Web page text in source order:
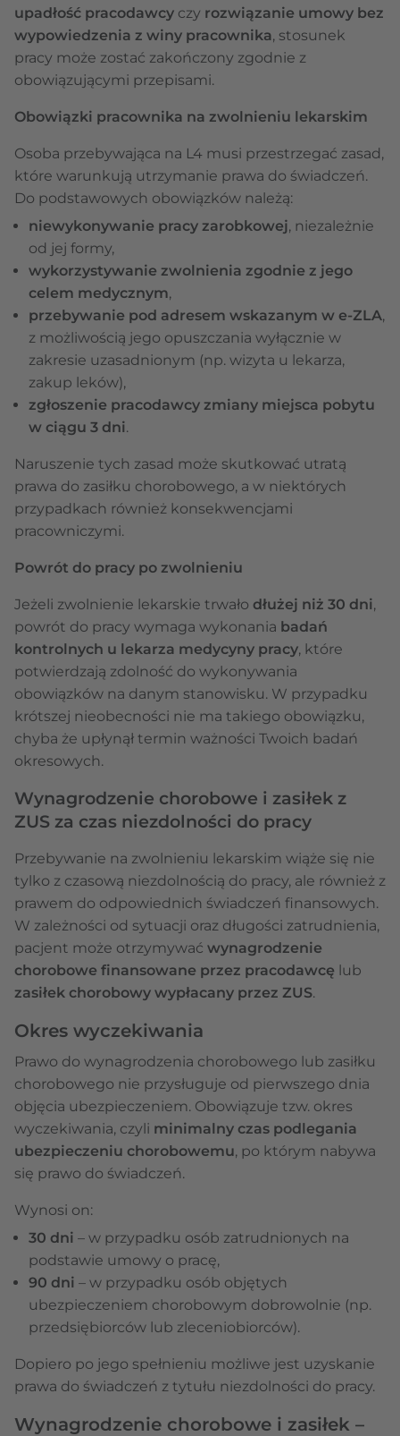
upadłość pracodawcy czy rozwiązanie umowy bez
wypowiedzenia z winy pracownika, stosunek
pracy może zostać zakończony zgodnie z
obowiązującymi przepisami.
Obowiązki pracownika na zwolnieniu lekarskim
Osoba przebywająca na L4 musi przestrzegać zasad,
które warunkują utrzymanie prawa do świadczeń.
Do podstawowych obowiązków należą:
niewykonywanie pracy zarobkowej, niezależnie
od jej formy,
wykorzystywanie zwolnienia zgodnie z jego
celem medycznym,
przebywanie pod adresem wskazanym w e-ZLA,
z możliwością jego opuszczania wyłącznie w
zakresie uzasadnionym (np. wizyta u lekarza,
zakup leków),
zgłoszenie pracodawcy zmiany miejsca pobytu
w ciągu 3 dni.
Naruszenie tych zasad może skutkować utratą
prawa do zasiłku chorobowego, a w niektórych
przypadkach również konsekwencjami
pracowniczymi.
Powrót do pracy po zwolnieniu
Jeżeli zwolnienie lekarskie trwało dłużej niż 30 dni,
powrót do pracy wymaga wykonania badań
kontrolnych u lekarza medycyny pracy, które
potwierdzają zdolność do wykonywania
obowiązków na danym stanowisku. W przypadku
krótszej nieobecności nie ma takiego obowiązku,
chyba że upłynął termin ważności Twoich badań
okresowych.
Wynagrodzenie chorobowe i zasiłek z
ZUS za czas niezdolności do pracy
Przebywanie na zwolnieniu lekarskim wiąże się nie
tylko z czasową niezdolnością do pracy, ale również z
prawem do odpowiednich świadczeń finansowych.
W zależności od sytuacji oraz długości zatrudnienia,
pacjent może otrzymywać wynagrodzenie
chorobowe finansowane przez pracodawcę lub
zasiłek chorobowy wypłacany przez ZUS.
Okres wyczekiwania
Prawo do wynagrodzenia chorobowego lub zasiłku
chorobowego nie przysługuje od pierwszego dnia
objęcia ubezpieczeniem. Obowiązuje tzw. okres
wyczekiwania, czyli minimalny czas podlegania
ubezpieczeniu chorobowemu, po którym nabywa
się prawo do świadczeń.
Wynosi on:
30 dni – w przypadku osób zatrudnionych na
podstawie umowy o pracę,
90 dni – w przypadku osób objętych
ubezpieczeniem chorobowym dobrowolnie (np.
przedsiębiorców lub zleceniobiorców).
Dopiero po jego spełnieniu możliwe jest uzyskanie
prawa do świadczeń z tytułu niezdolności do pracy.
Wynagrodzenie chorobowe i zasiłek –